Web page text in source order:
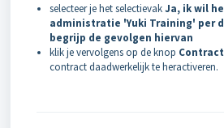
selecteer je het selectievakJa, ik wil
administratie 'Yuki Training' per
begrijp de gevolgen hiervan
klik je vervolgens op de knop
contract daadwerkelijk te heractiveren.